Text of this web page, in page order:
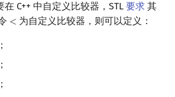
C++ 中自定义比较器，STL 要求 其
<
< 为自定义比较器，则可以定义：
；
；